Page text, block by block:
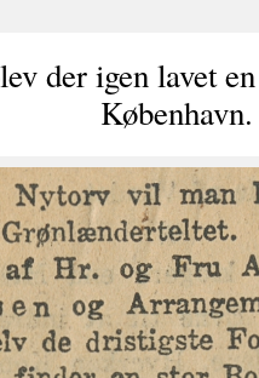
der igen lavet
København.